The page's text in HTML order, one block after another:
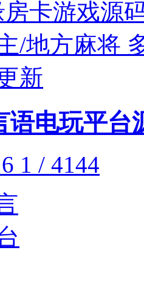
语电玩平台
1 / 4144